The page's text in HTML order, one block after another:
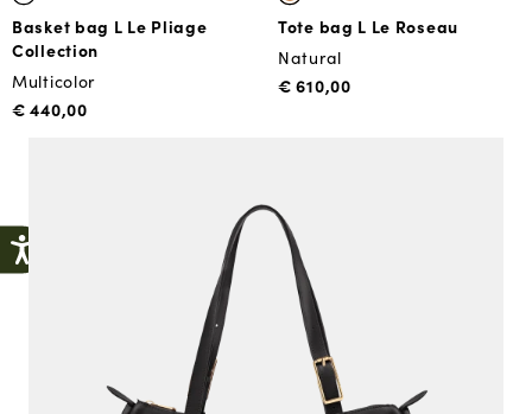
Basket bag L Le Pliage
Collection
Multicolor
€ 440,00
Tote bag L Le Roseau
Natural
€ 610,00